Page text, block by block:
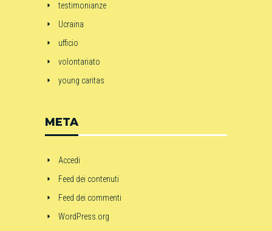
testimonianze
Ucraina
ufficio
volontariato
young caritas
META
Accedi
Feed dei contenuti
Feed dei commenti
WordPress.org